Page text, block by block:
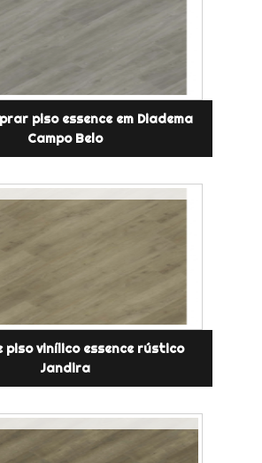
piso essence em Diadema
Campo Belo
piso vinílico essence rústico
Jandira